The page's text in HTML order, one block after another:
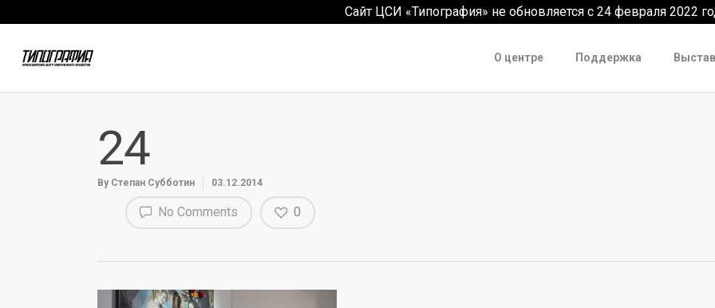
Сайт ЦСИ «Типография» не обновляется с 24 февраля 2022
О центре Поддержка
24
By Степан Субботин 03.12.2014
No Comments 0